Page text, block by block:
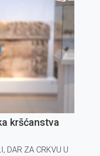
kršćanstva
DAR ZA CRKVU U